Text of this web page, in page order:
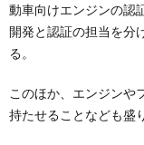
動車向けエンジンの認
開発と認証の担当を分
る。
このほか、エンジンや
持たせることなども盛